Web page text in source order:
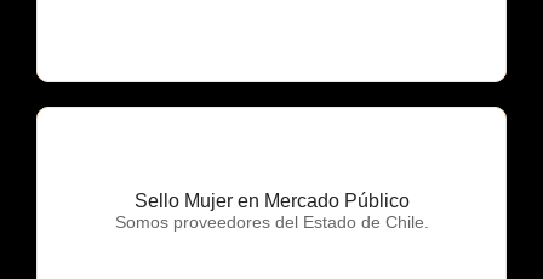
Sello Mujer en Mercado Público
Somos proveedores del Estado de Chile.
OTP Servicios